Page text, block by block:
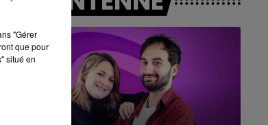
"Gérer
que pour
situé en